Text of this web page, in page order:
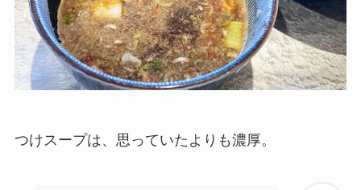
つけスープは、思っていたよりも濃厚。